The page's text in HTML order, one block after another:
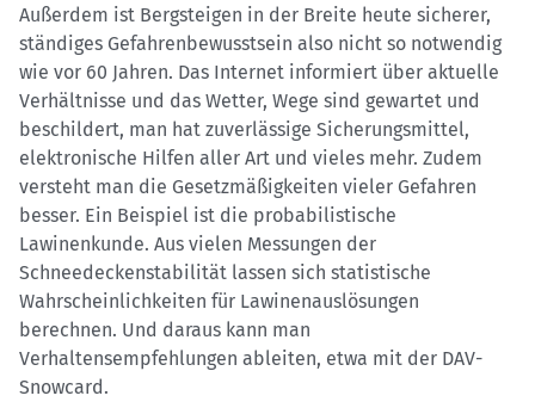
Außerdem ist Bergsteigen in der Breite heute sicherer,
ständiges Gefahrenbewusstsein also nicht so notwendig
wie vor 60 Jahren. Das Internet informiert über aktuelle
Verhältnisse und das Wetter, Wege sind gewartet und
beschildert, man hat zuverlässige Sicherungsmittel,
elektronische Hilfen aller Art und vieles mehr. Zudem
versteht man die Gesetzmäßigkeiten vieler Gefahren
besser. Ein Beispiel ist die probabilistische
Lawinenkunde. Aus vielen Messungen der
Schneedeckenstabilität lassen sich statistische
Wahrscheinlichkeiten für Lawinenauslösungen
berechnen. Und daraus kann man
Verhaltensempfehlungen ableiten, etwa mit der DAV-
Snowcard.